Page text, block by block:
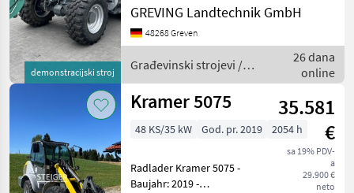
demonstracijski stroj
Ladestabilisator
Ladeanlage + RBS -
Standard Kühler -
Lenksäule verstellbar - 40
GREVING Landtechnik GmbH
48268 Greven
Građevinski strojevi /
Kramer
26 dana
online
Kramer 5075
35.581
€
sa 19% PDV-
a
29.900 €
neto
48 KS/35 kW God. pr. 2019 2054 h
Radlader Kramer 5075 -
Baujahr: 2019 -